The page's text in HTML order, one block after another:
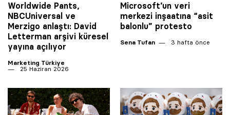
Worldwide Pants,
NBCUniversal ve
Merzigo anlaştı: David
Letterman arşivi küresel
yayına açılıyor
Marketing Türkiye
25 Haziran 2026
Microsoft’un veri
merkezi inşaatına “asit
balonlu” protesto
Sena Tufan 3 hafta önce